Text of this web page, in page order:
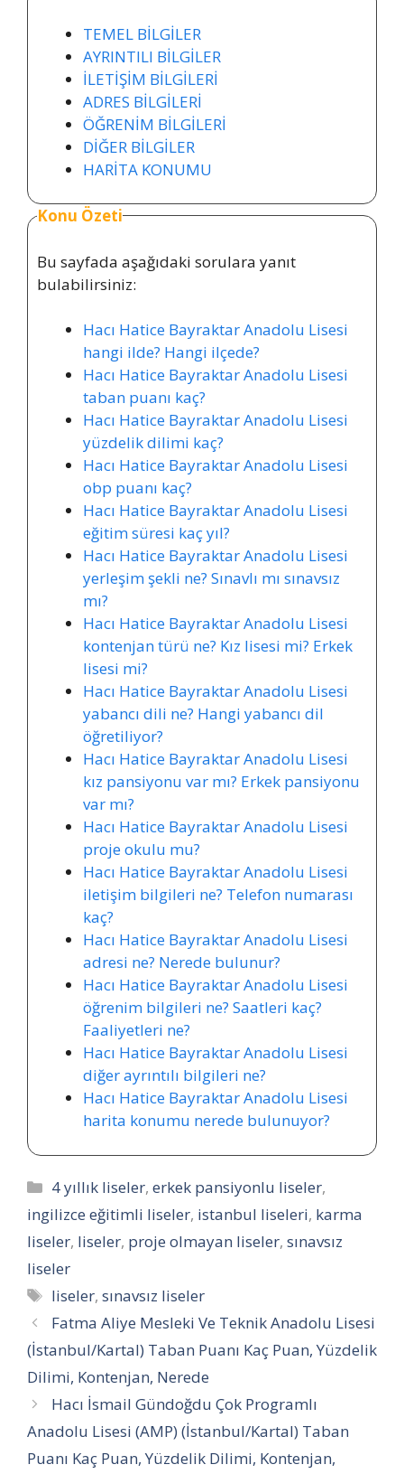
TEMEL BİLGİLER
AYRINTILI BİLGİLER
İLETİŞİM BİLGİLERİ
ADRES BİLGİLERİ
ÖĞRENİM BİLGİLERİ
DİĞER BİLGİLER
HARİTA KONUMU
Konu Özeti
Bu sayfada aşağıdaki sorulara yanıt
bulabilirsiniz:
Hacı Hatice Bayraktar Anadolu Lisesi
hangi ilde? Hangi ilçede?
Hacı Hatice Bayraktar Anadolu Lisesi
taban puanı kaç?
Hacı Hatice Bayraktar Anadolu Lisesi
yüzdelik dilimi kaç?
Hacı Hatice Bayraktar Anadolu Lisesi
obp puanı kaç?
Hacı Hatice Bayraktar Anadolu Lisesi
eğitim süresi kaç yıl?
Hacı Hatice Bayraktar Anadolu Lisesi
yerleşim şekli ne? Sınavlı mı sınavsız
mı?
Hacı Hatice Bayraktar Anadolu Lisesi
kontenjan türü ne? Kız lisesi mi? Erkek
lisesi mi?
Hacı Hatice Bayraktar Anadolu Lisesi
yabancı dili ne? Hangi yabancı dil
öğretiliyor?
Hacı Hatice Bayraktar Anadolu Lisesi
kız pansiyonu var mı? Erkek pansiyonu
var mı?
Hacı Hatice Bayraktar Anadolu Lisesi
proje okulu mu?
Hacı Hatice Bayraktar Anadolu Lisesi
iletişim bilgileri ne? Telefon numarası
kaç?
Hacı Hatice Bayraktar Anadolu Lisesi
adresi ne? Nerede bulunur?
Hacı Hatice Bayraktar Anadolu Lisesi
öğrenim bilgileri ne? Saatleri kaç?
Faaliyetleri ne?
Hacı Hatice Bayraktar Anadolu Lisesi
diğer ayrıntılı bilgileri ne?
Hacı Hatice Bayraktar Anadolu Lisesi
harita konumu nerede bulunuyor?
Kategoriler
4 yıllık liseler,erkek pansiyonlu liseler,
ingilizce eğitimli liseler, istanbul liseleri, karma
liseler, liseler, proje olmayan liseler, sınavsız
liseler
Etiketler
liseler,sınavsız liseler
Fatma Aliye Mesleki Ve Teknik Anadolu Lisesi
(İstanbul/Kartal) Taban Puanı Kaç Puan, Yüzdelik
Dilimi, Kontenjan, Nerede
Hacı İsmail Gündoğdu Çok Programlı
Anadolu Lisesi (AMP) (İstanbul/Kartal) Taban
Puanı Kaç Puan, Yüzdelik Dilimi, Kontenjan,